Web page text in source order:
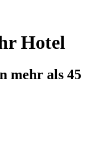
Hotel
mehr als 45